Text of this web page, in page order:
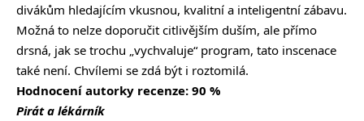
divákům hledajícím vkusnou, kvalitní a inteligentní zábavu.
Možná to nelze doporučit citlivějším duším, ale přímo
drsná, jak se trochu „vychvaluje“ program, tato inscenace
také není. Chvílemi se zdá být i roztomilá.
Hodnocení autorky recenze: 90 %
Pirát a lékárník